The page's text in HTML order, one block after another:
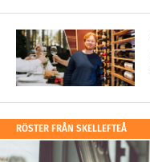
RÖSTER FRÅN SKELLEFTEÅ